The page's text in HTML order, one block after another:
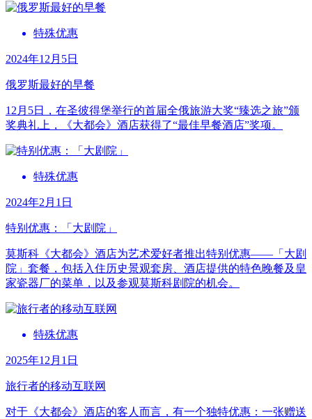
特殊优惠
2024年12月5日
俄罗斯最好的早餐
12月5日，在圣彼得堡举行的首届全俄旅游大奖“臻选之旅”颁
奖典礼上，《大都会》酒店获得了“最佳早餐酒店”奖项。
特殊优惠
2024年2月1日
特别优惠：「大剧院」
莫斯科《大都会》酒店为艺术爱好者推出特别优惠––––「大剧
院」套餐，包括入住历史景观套房、酒店提供的特色晚餐及皇
家瓷器厂的菜单，以及参观莫斯科剧院的机会。
特殊优惠
2025年12月1日
旅行者的移动互联网
对于《大都会》酒店的客人而言，有一个独特优惠：一张赠送